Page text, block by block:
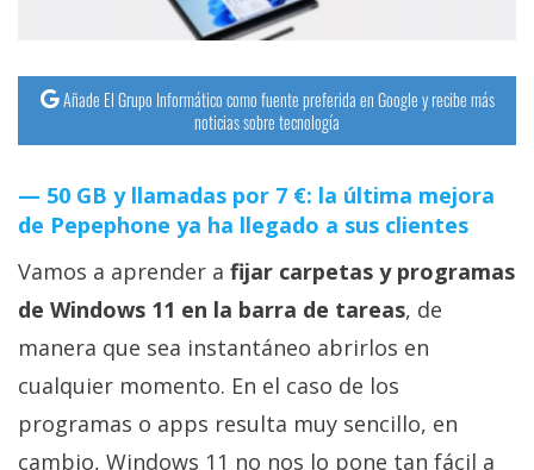
y
Tutoriales
Sistemas
operativos
Profesional
+
Más
Añade El Grupo Informático como fuente preferida en Google y recibe más
noticias sobre tecnología
50 GB y llamadas por 7 €: la última mejora
de Pepephone ya ha llegado a sus clientes
Vamos a aprender a fijar carpetas y programas
de Windows 11 en la barra de tareas, de
manera que sea instantáneo abrirlos en
cualquier momento. En el caso de los
programas o apps resulta muy sencillo, en
cambio, Windows 11 no nos lo pone tan fácil a